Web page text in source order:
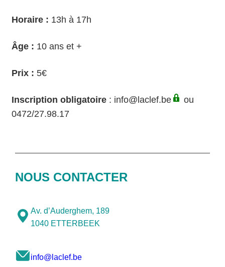
Horaire : 13h à 17h
Âge : 10 ans et +
Prix : 5€
Inscription obligatoire : info@laclef.be
ou
0472/27.98.17
NOUS CONTACTER
Av. d’Auderghem, 189
1040 ETTERBEEK
info@laclef.be